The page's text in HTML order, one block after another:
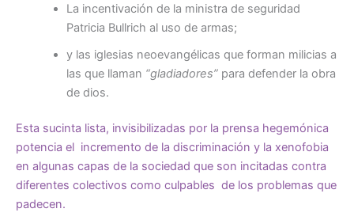
La incentivación de la ministra de seguridad
Patricia Bullrich al uso de armas;
y las iglesias neoevangélicas que forman milicias a
las que llaman “gladiadores”para defender la obra
de dios.
Esta sucinta lista, invisibilizadas por la prensa hegemónica
potencia el incremento de la discriminación y la xenofobia
en algunas capas de la sociedad que son incitadas contra
diferentes colectivos como culpables de los problemas que
padecen.